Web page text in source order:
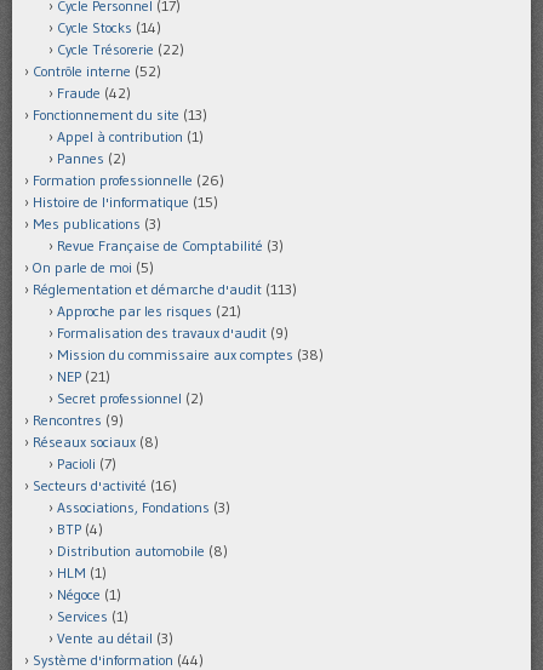
Cycle Personnel (17)
Cycle Stocks (14)
Cycle Trésorerie (22)
Contrôle interne (52)
Fraude (42)
Fonctionnement du site (13)
Appel à contribution (1)
Pannes (2)
Formation professionnelle (26)
Histoire de l'informatique (15)
Mes publications (3)
Revue Française de Comptabilité (3)
On parle de moi (5)
Réglementation et démarche d'audit (113)
Approche par les risques (21)
Formalisation des travaux d'audit (9)
Mission du commissaire aux comptes (38)
NEP (21)
Secret professionnel (2)
Rencontres (9)
Réseaux sociaux (8)
Pacioli (7)
Secteurs d'activité (16)
Associations, Fondations (3)
BTP (4)
Distribution automobile (8)
HLM (1)
Négoce (1)
Services (1)
Vente au détail (3)
Système d'information (44)